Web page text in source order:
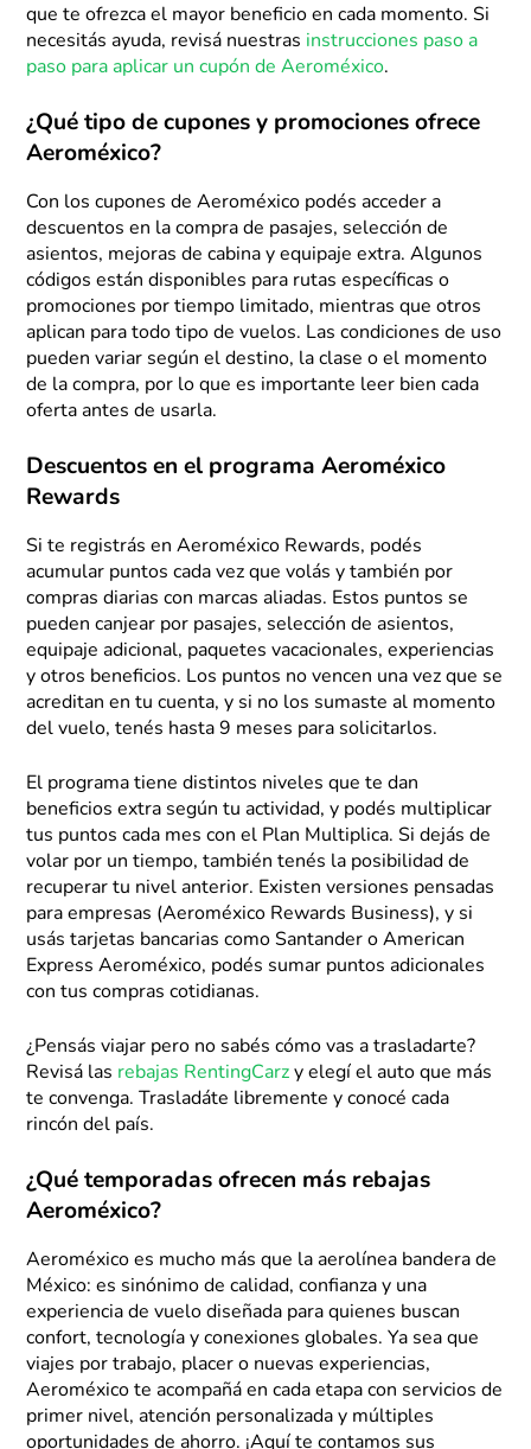
que te ofrezca el mayor beneficio en cada momento. Si
necesitás ayuda, revisá nuestras instrucciones paso a
paso para aplicar un cupón de Aeroméxico.
¿Qué tipo de cupones y promociones ofrece
Aeroméxico?
Con los cupones de Aeroméxico podés acceder a
descuentos en la compra de pasajes, selección de
asientos, mejoras de cabina y equipaje extra. Algunos
códigos están disponibles para rutas específicas o
promociones por tiempo limitado, mientras que otros
aplican para todo tipo de vuelos. Las condiciones de uso
pueden variar según el destino, la clase o el momento
de la compra, por lo que es importante leer bien cada
oferta antes de usarla.
Descuentos en el programa Aeroméxico
Rewards
Si te registrás en Aeroméxico Rewards, podés
acumular puntos cada vez que volás y también por
compras diarias con marcas aliadas. Estos puntos se
pueden canjear por pasajes, selección de asientos,
equipaje adicional, paquetes vacacionales, experiencias
y otros beneficios. Los puntos no vencen una vez que se
acreditan en tu cuenta, y si no los sumaste al momento
del vuelo, tenés hasta 9 meses para solicitarlos.
El programa tiene distintos niveles que te dan
beneficios extra según tu actividad, y podés multiplicar
tus puntos cada mes con el Plan Multiplica. Si dejás de
volar por un tiempo, también tenés la posibilidad de
recuperar tu nivel anterior. Existen versiones pensadas
para empresas (Aeroméxico Rewards Business), y si
usás tarjetas bancarias como Santander o American
Express Aeroméxico, podés sumar puntos adicionales
con tus compras cotidianas.
¿Pensás viajar pero no sabés cómo vas a trasladarte?
Revisá las rebajas RentingCarz y elegí el auto que más
te convenga. Trasladáte libremente y conocé cada
rincón del país.
¿Qué temporadas ofrecen más rebajas
Aeroméxico?
Aeroméxico es mucho más que la aerolínea bandera de
México: es sinónimo de calidad, confianza y una
experiencia de vuelo diseñada para quienes buscan
confort, tecnología y conexiones globales. Ya sea que
viajes por trabajo, placer o nuevas experiencias,
Aeroméxico te acompañá en cada etapa con servicios de
primer nivel, atención personalizada y múltiples
oportunidades de ahorro. ¡Aquí te contamos sus